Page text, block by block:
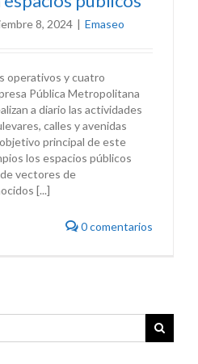
8, 2024 | Emaseo
operativos y cuatro
Pública Metropolitana
a diario las actividades
calles y avenidas
principal de este
los espacios públicos
vectores de
[...]
0 comentarios